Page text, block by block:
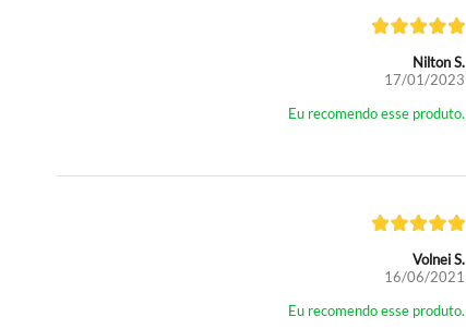
Nilton S.
17/01/2023
Eu recomendo esse produto.
Volnei S.
16/06/2021
Eu recomendo esse produto.